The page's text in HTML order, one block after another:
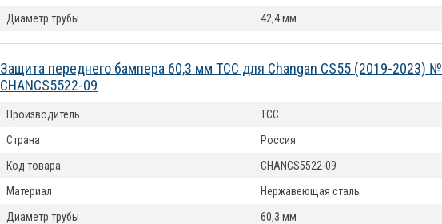
Диаметр трубы
42,4 мм
Защита переднего бампера 60,3 мм ТСС для Changan CS55 (2019-2023) №
CHANCS5522-09
Производитель
ТСС
Страна
Россия
Код товара
CHANCS5522-09
Материал
Нержавеющая сталь
Диаметр трубы
60,3 мм